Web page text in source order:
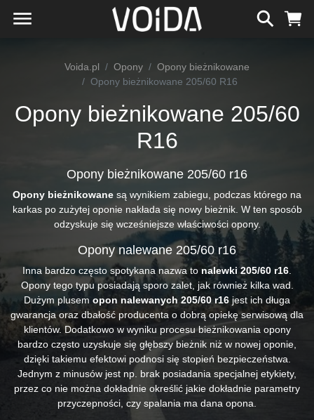
Voida.pl Opony
Opony bieżnikowane
Opony bieżnikowane 205/60 R16
Opony bieżnikowane 205/60
R16
Opony bieżnikowane 205/60 r16
Opony bieżnikowane są wynikiem zabiegu, podczas którego na
karkas po zużytej oponie nakłada się nowy bieżnik. W ten sposób
odzyskuje się wcześniejsze właściwości opony.
Opony nalewane 205/60 r16
Inna bardzo często spotykana nazwa to nalewki 205/60 r16
Opony tego typu posiadają sporo zalet, jak również kilka wad.
Dużym plusem opon nalewanych 205/60 r16 jest ich długa
gwarancja oraz dbałość producenta o dobrą opiekę serwisową dla
klientów. Dodatkowo w wyniku procesu bieżnikowania opony
bardzo często uzyskuje się głębszy bieżnik niż w nowej oponie,
dzięki takiemu efektowi podnosi się stopień bezpieczeństwa.
Jednym z minusów jest np. brak posiadania specjalnej etykiety,
przez co nie można dokładnie określić jakie dokładnie parametry
przyczepności, czy spalania ma dana opona.